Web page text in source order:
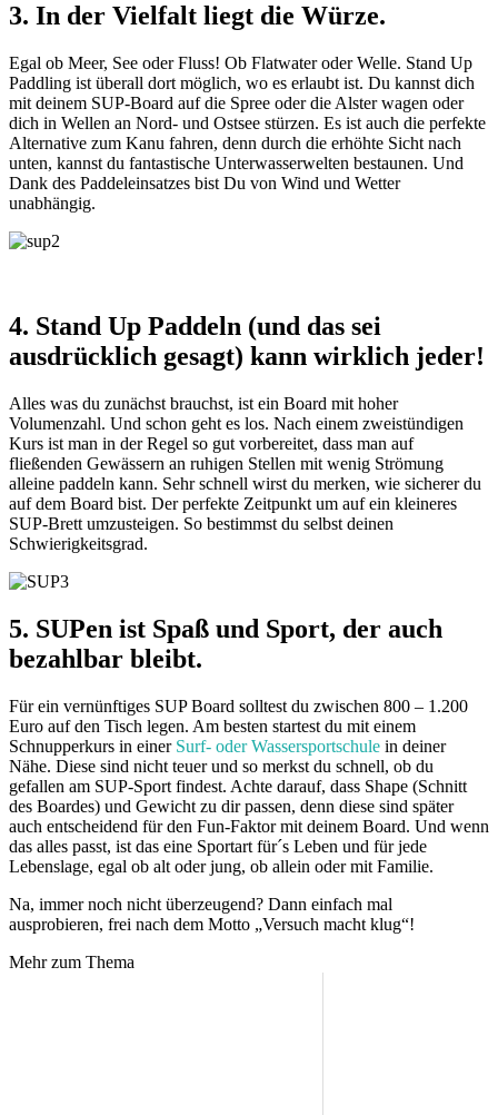
3. In der Vielfalt liegt die Würze.
Egal ob Meer, See oder Fluss! Ob Flatwater oder Welle. Stand Up
Paddling ist überall dort möglich, wo es erlaubt ist. Du kannst dich
mit deinem SUP-Board auf die Spree oder die Alster wagen oder
dich in Wellen an Nord- und Ostsee stürzen. Es ist auch die perfekte
Alternative zum Kanu fahren, denn durch die erhöhte Sicht nach
unten, kannst du fantastische Unterwasserwelten bestaunen. Und
Dank des Paddeleinsatzes bist Du von Wind und Wetter
unabhängig.
4. Stand Up Paddeln (und das sei
ausdrücklich gesagt) kann wirklich jeder!
Alles was du zunächst brauchst, ist ein Board mit hoher
Volumenzahl. Und schon geht es los. Nach einem zweistündigen
Kurs ist man in der Regel so gut vorbereitet, dass man auf
fließenden Gewässern an ruhigen Stellen mit wenig Strömung
alleine paddeln kann. Sehr schnell wirst du merken, wie sicherer du
auf dem Board bist. Der perfekte Zeitpunkt um auf ein kleineres
SUP-Brett umzusteigen. So bestimmst du selbst deinen
Schwierigkeitsgrad.
5. SUPen ist Spaß und Sport, der auch
bezahlbar bleibt.
Für ein vernünftiges SUP Board solltest du zwischen 800 – 1.200
Euro auf den Tisch legen. Am besten startest du mit einem
Schnupperkurs in einer Surf- oder Wassersportschule in deiner
Nähe. Diese sind nicht teuer und so merkst du schnell, ob du
gefallen am SUP-Sport findest. Achte darauf, dass Shape (Schnitt
des Boardes) und Gewicht zu dir passen, denn diese sind später
auch entscheidend für den Fun-Faktor mit deinem Board. Und wenn
das alles passt, ist das eine Sportart für´s Leben und für jede
Lebenslage, egal ob alt oder jung, ob allein oder mit Familie.
Na, immer noch nicht überzeugend? Dann einfach mal
ausprobieren, frei nach dem Motto „Versuch macht klug“!
Mehr zum Thema